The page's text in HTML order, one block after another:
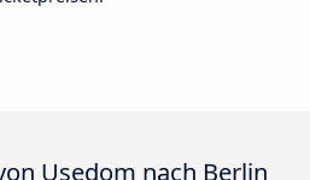
Usedom nach Berlin